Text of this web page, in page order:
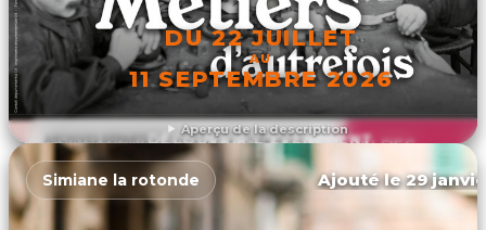
Aperçu de la description
DU 22 JUILLET
AU
11 SEPTEMBRE 2026
DÉCOUVRIR L'ÉVÉNEMENT
Simiane la rotonde Ajouté le 29